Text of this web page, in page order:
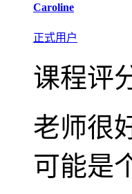
Caroline
正式用户
课程评
老师很
可能是